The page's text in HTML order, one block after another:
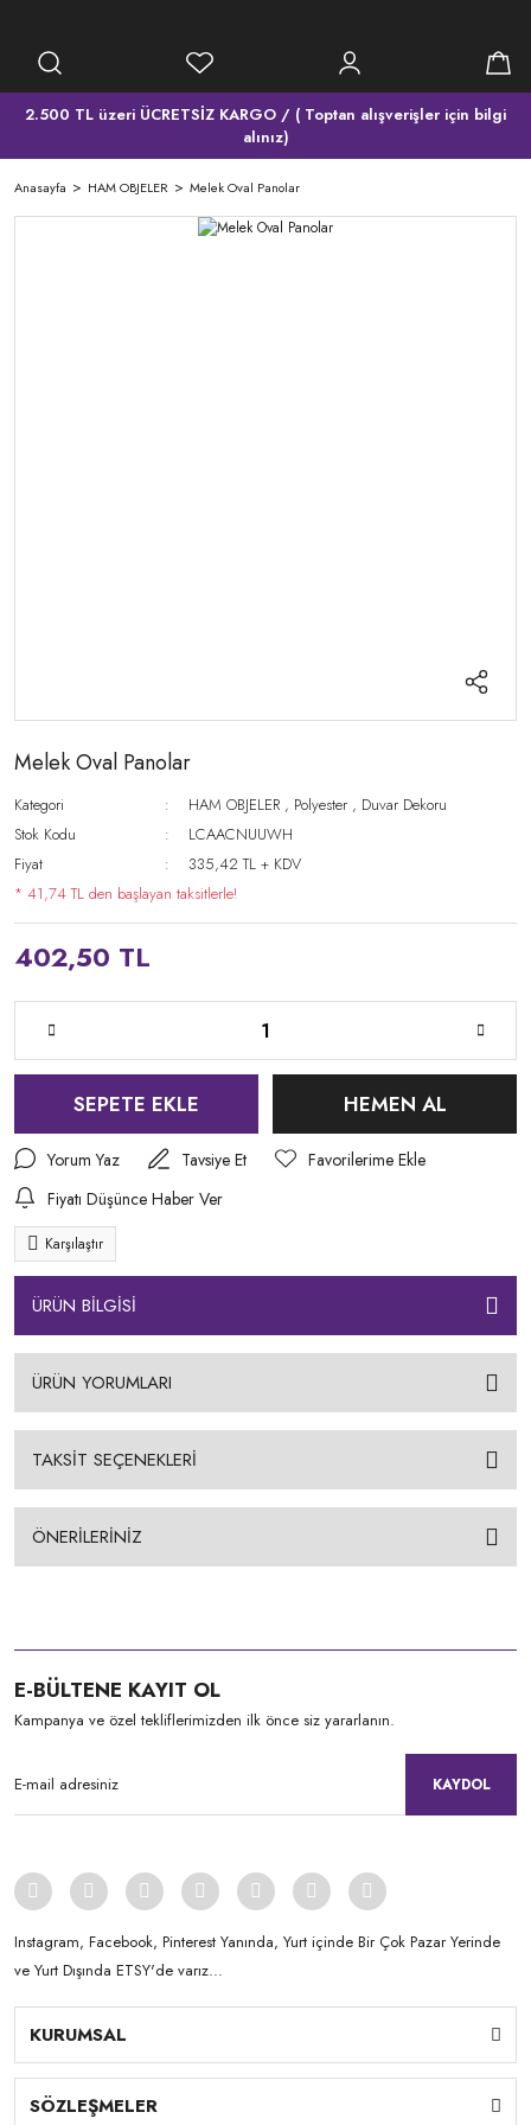
2.500 TL üzeri ÜCRETSİZ KARGO / ( Toptan alışverişler için bilgi
alınız)
Anasayfa HAM OBJELER Melek Oval Panolar
Melek Oval Panolar
Kategori HAM OBJELER , Polyester , Duvar Dekoru
Stok Kodu
LCAACNUUWH
Fiyat
335,42 TL + KDV
* 41,74 TL den başlayan taksitlerle!
402,50 TL
SEPETE EKLE HEMEN AL
Yorum Yaz
Tavsiye Et
Fiyatı Düşünce Haber Ver
Karşılaştır
ÜRÜN BİLGİSİ
ÜRÜN YORUMLARI
TAKSİT SEÇENEKLERİ
ÖNERİLERİNİZ
E-BÜLTENE KAYIT OL
Kampanya ve özel tekliflerimizden ilk önce siz yararlanın.
KAYDOL
Instagram, Facebook, Pinterest Yanında, Yurt içinde Bir Çok Pazar Yerinde
ve Yurt Dışında ETSY'de varız...
KURUMSAL
SÖZLEŞMELER